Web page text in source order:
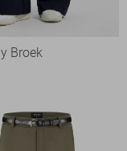
Broek